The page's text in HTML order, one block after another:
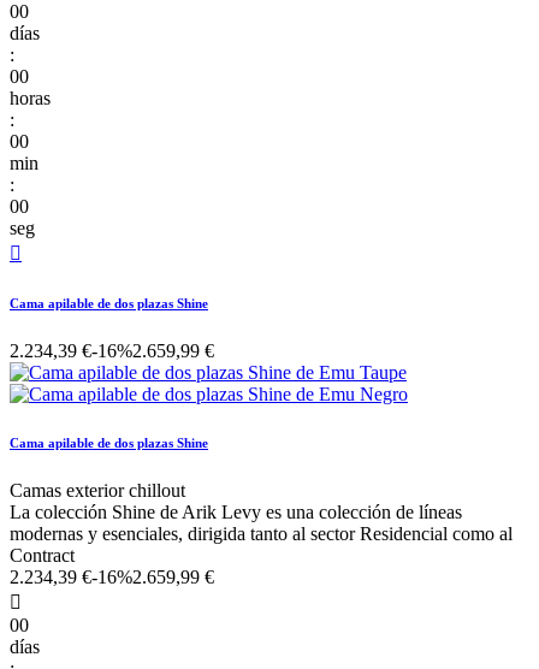
00
días
:
00
horas
:
00
min
:
00
seg

Cama apilable de dos plazas Shine
2.234,39 €-16%2.659,99 €
Cama apilable de dos plazas Shine
Camas exterior chillout
La colección Shine de Arik Levy es una colección de líneas
modernas y esenciales, dirigida tanto al sector Residencial como al
Contract
2.234,39 €-16%2.659,99 €

00
días